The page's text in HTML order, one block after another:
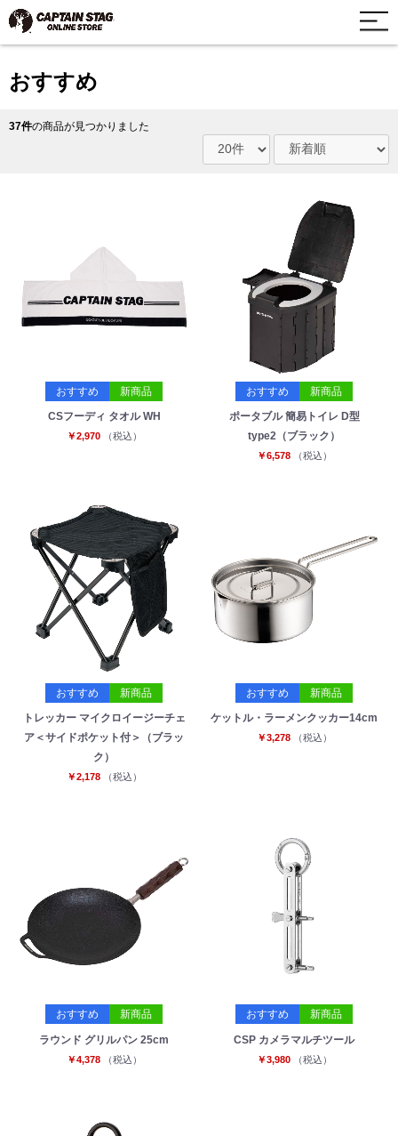
おすすめ
37件の商品が見つかりました
おすすめ 新商品
CSフーディ タオル WH
￥2,970 （税込）
おすすめ 新商品
ポータブル 簡易トイレ D型
type2（ブラック）
￥6,578 （税込）
おすすめ 新商品
トレッカー マイクロイージーチェ
ア＜サイドポケット付＞（ブラッ
ク）
￥2,178 （税込）
おすすめ 新商品
ケットル・ラーメンクッカー14cm
￥3,278 （税込）
おすすめ 新商品
ラウンド グリルパン 25cm
￥4,378 （税込）
おすすめ 新商品
CSP カメラマルチツール
￥3,980 （税込）